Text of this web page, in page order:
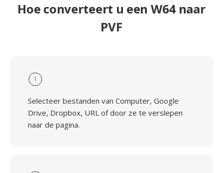
Hoe converteert u een W64 naar
PVF
1
Selecteer bestanden van Computer, Google
Drive, Dropbox, URL of door ze te verslepen
naar de pagina.